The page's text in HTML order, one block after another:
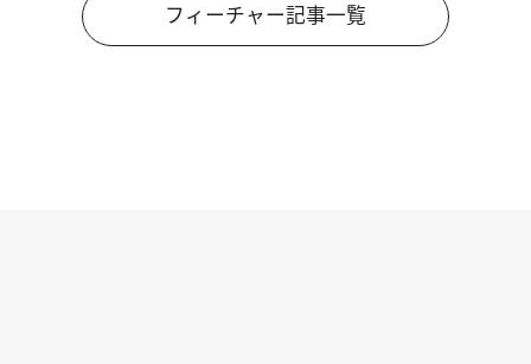
フィーチャー記事一覧